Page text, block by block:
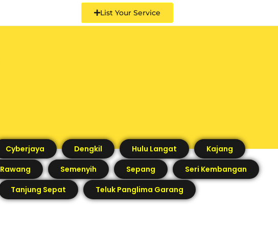
List Your Service
Cyberjaya Dengkil Hulu Langat
Kajang
Rawang Semenyih Sepang
Seri Kembangan
Tanjung Sepat Teluk Panglima Garang